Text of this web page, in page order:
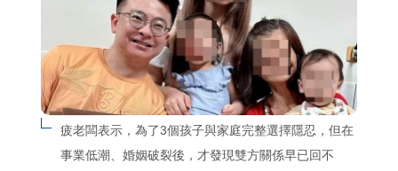
疲老闆表示，為了3個孩子與家庭完整選擇隱忍，但在
事業低潮、婚姻破裂後，才發現雙方關係早已回不